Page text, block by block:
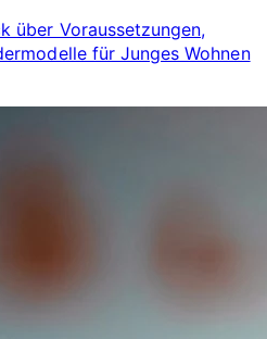
über Voraussetzungen,
für Junges Wohnen